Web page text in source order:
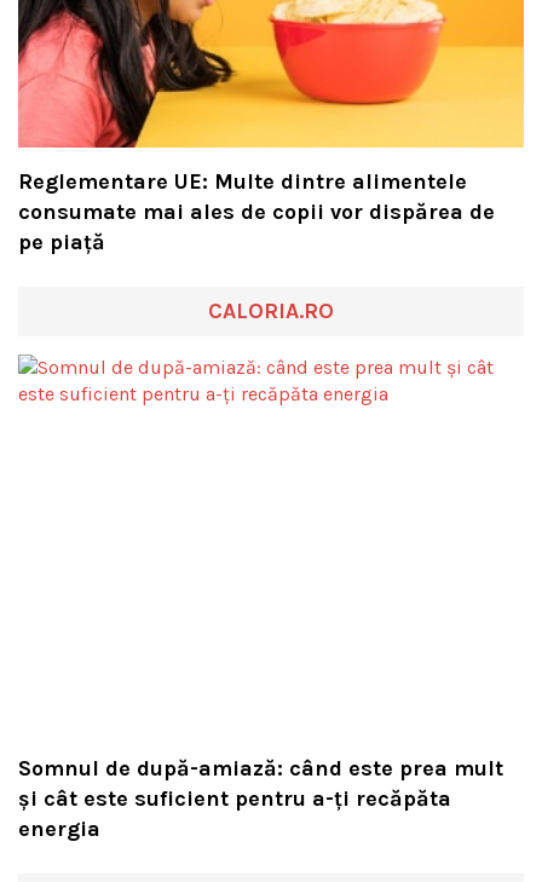
Reglementare UE: Multe dintre alimentele
consumate mai ales de copii vor dispărea de
pe piață
CALORIA.RO
Somnul de după-amiază: când este prea mult
și cât este suficient pentru a-ți recăpăta
energia